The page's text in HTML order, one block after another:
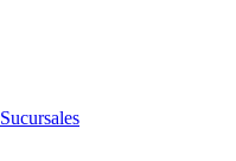
Sucursales